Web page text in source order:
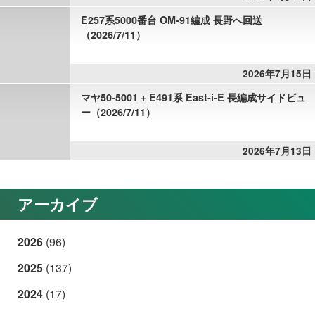
E257系5000番台 OM-91編成 長野へ回送
（2026/7/11）
2026年7月15日
マヤ50-5001 + E491系 East-i-E 長編成サイドビュ
ー（2026/7/11）
2026年7月13日
アーカイブ
2026 (96)
2025 (137)
2024 (17)